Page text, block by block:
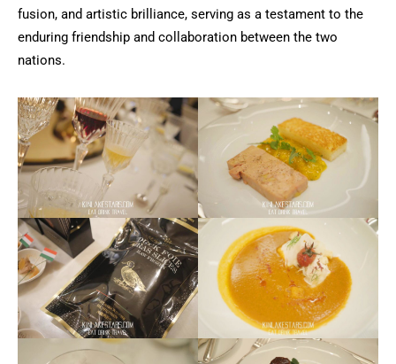
fusion, and artistic brilliance, serving as a testament to the
enduring friendship and collaboration between the two
nations.